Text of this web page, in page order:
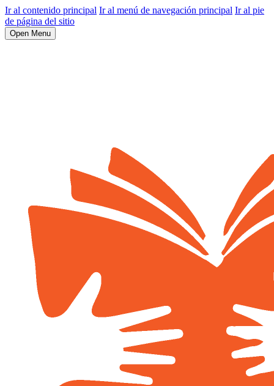
Ir al contenido principal Ir al menú de navegación principal Ir al pie
de página del sitio
Open Menu